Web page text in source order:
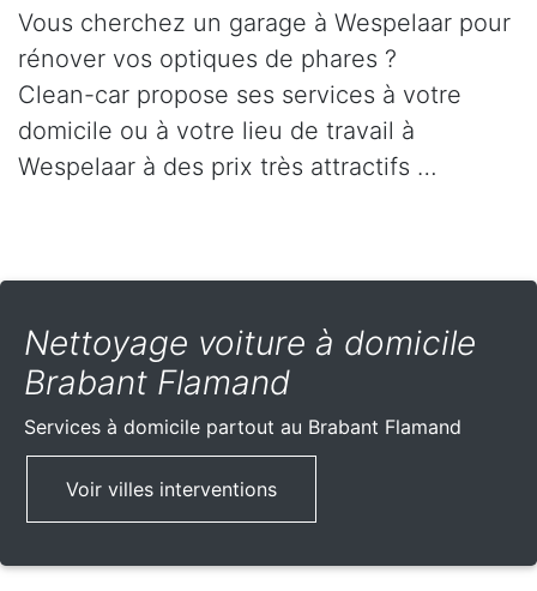
Vous cherchez un garage à Wespelaar pour
rénover vos optiques de phares ?
Clean-car propose ses services à votre
domicile ou à votre lieu de travail à
Wespelaar à des prix très attractifs …
Nettoyage voiture à domicile
Brabant Flamand
Services à domicile partout au Brabant Flamand
Voir villes interventions